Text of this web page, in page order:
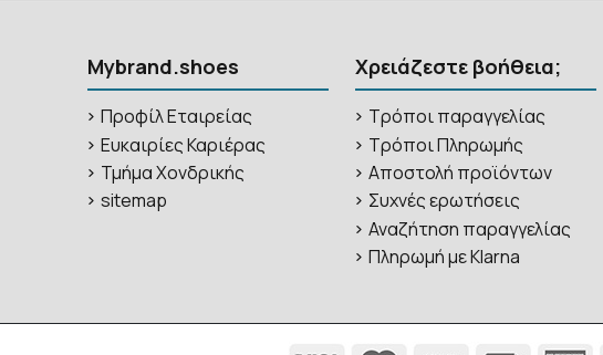
Mybrand.shoes
Προφίλ Εταιρείας
Ευκαιρίες Καριέρας
Τμήμα Χονδρικής
sitemap
Χρειάζεστε βοήθεια;
Τρόποι παραγγελίας
Τρόποι Πληρωμής
Αποστολή προϊόντων
Συχνές ερωτήσεις
Αναζήτηση παραγγελίας
Πληρωμή με Klarna